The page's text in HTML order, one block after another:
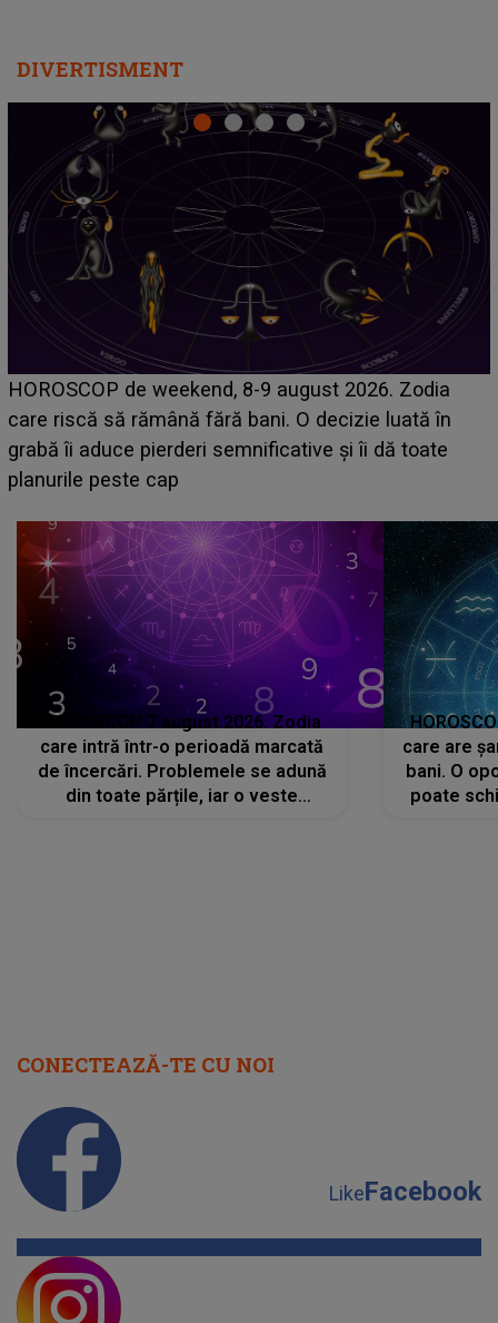
DIVERTISMENT
Emanuel a ținut ACEST DETALIU ASCUNS până
acum! În fața Alexandrei, concurentul din Casa
face o MĂRTURISIRE NEAȘTEPTATĂ despre
sa: "I-am spus și ei în față, eu nu te iubesc pentru
HOROSCOP 7 august 2026. Zodia
care intră într-o perioadă marcată
de încercări. Problemele se adună
din toate părțile, iar o veste
care are
bani. O
poate
CONECTEAZĂ-TE CU NOI
LikeFacebook